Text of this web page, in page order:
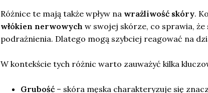
Różnice te mają także wpływ na wrażliwość skóry.
włókien nerwowych w swojej skórze, co sprawia,
podrażnienia. Dlatego mogą szybciej reagować na
W kontekście tych różnic warto zauważyć kilka
Grubość – skóra męska charakteryzuje się